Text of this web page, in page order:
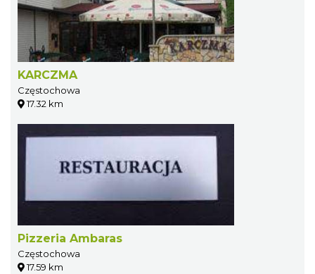
KARCZMA
Częstochowa
17.32 km
Pizzeria Ambaras
Częstochowa
17.59 km